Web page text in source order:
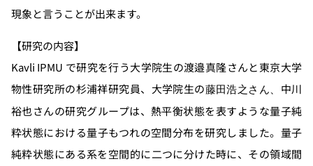
現象と言うことが出来ます。
【研究の内容】
Kavli IPMU で研究を行う大学院生の渡邉真隆さんと東京大学
物性研究所の杉浦祥研究員、 大学院生の藤田浩之さん、 中川
裕也さんの研究グループは、熱平衡状態を表すような量子純
粋状態における量子もつれの空間分布を研究しました。量子
純粋状態にある系を空間的に二つに分けた時に、その領域間